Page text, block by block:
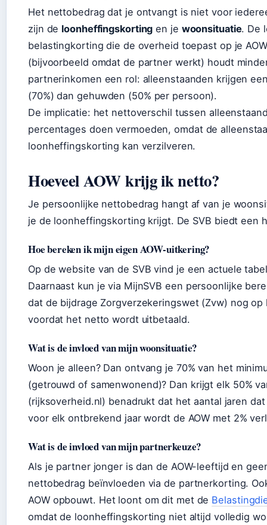
Het nettobedrag dat je ontvangt is niet voor
zijn de loonheffingskorting en je woonsituatie. De
belastingkorting die de overheid toepast op je
(bijvoorbeeld omdat de partner werkt) houdt
partnerinkomen een rol: alleenstaanden krijgen
(70%) dan gehuwden (50% per persoon).
De implicatie: het nettoverschil tussen
percentages doen vermoeden, omdat de
loonheffingskorting kan verzilveren.
Hoeveel AOW krijg ik netto?
Je persoonlijke nettobedrag hangt af van je
je de loonheffingskorting krijgt. De SVB biedt een
Hoe bereken ik mijn eigen AOW-uitkering?
Op de website van de SVB vind je een actuele
Daarnaast kun je via MijnSVB een persoonlijke
dat de bijdrage Zorgverzekeringswet (Zvw) nog
voordat het netto wordt uitbetaald.
Wat is de invloed van mijn woonsituatie?
Woon je alleen? Dan ontvang je 70% van het
(getrouwd of samenwonend)? Dan krijgt elk 50%
(rijksoverheid.nl) benadrukt dat het aantal jaren
voor elk ontbrekend jaar wordt de AOW met 2%
Wat is de invloed van mijn partnerkeuze?
Als je partner jonger is dan de AOW-leeftijd en
nettobedrag beïnvloeden via de partnerkorting.
AOW opbouwt. Het loont om dit met de
omdat de loonheffingskorting niet altijd volledig